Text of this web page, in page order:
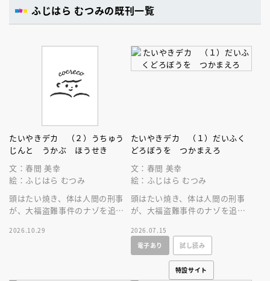
ふじはら むつみの既刊一覧
たいやきデカ （２）うちゅう
じんと うかぶ ほうせき
文：春間 美幸
絵：ふじはら むつみ
頭はたい焼き、体は人間の刑事
が、大福盗難事件のナゾを追
み物の新シリーズ第２巻目。
2026.10.29
たいやきデカ （１）だいふく
どろぼうを つかまえろ
文：春間 美幸
絵：ふじはら むつみ
頭はたい焼き、体は人間の刑事
が、大福盗難事件のナゾを追
み物の新シリーズ第１巻目。
2026.07.15
電子あり
試し読み
特設サイト